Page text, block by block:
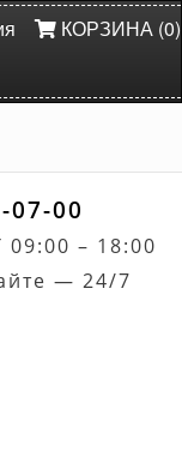
КОРЗИНА (0)
07-00
– 18:00
— 24/7